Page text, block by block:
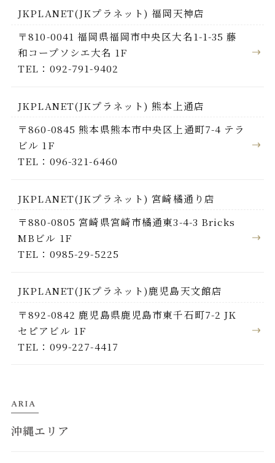
JKPLANET(JKプラネット) 福岡天神店
〒810-0041 福岡県福岡市中央区大名1-1-35 藤
和コープソシエ大名 1F
TEL：092-791-9402
JKPLANET(JKプラネット) 熊本上通店
〒860-0845 熊本県熊本市中央区上通町7-4 テラ
ビル 1F
TEL：096-321-6460
JKPLANET(JKプラネット) 宮崎橘通り店
〒880-0805 宮崎県宮崎市橘通東3-4-3 Bricks
MBビル 1F
TEL：0985-29-5225
JKPLANET(JKプラネット)鹿児島天文館店
〒892-0842 鹿児島県鹿児島市東千石町7-2 JK
セピアビル 1F
TEL：099-227-4417
ARIA
沖縄エリア